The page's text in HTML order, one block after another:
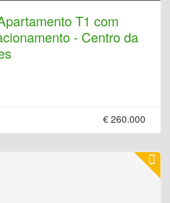
T1 com
- Centro da
€ 260.000